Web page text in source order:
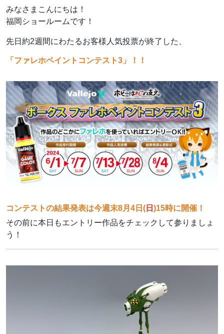
みなさまこんにちは！
福岡ショールームです！
先日約2週間にわたるお客様人気投票が終了した、
「ファレホペイントコンテスト3」！！
コンテストの結果発表は今週末8月4日( 日 )15時に開催！
その前に本日もエントリー作品をチェックして参りましょ
う！